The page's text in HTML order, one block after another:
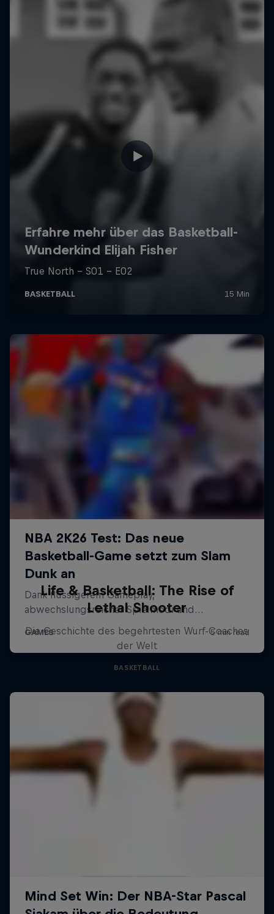
Life & Basketball: The Rise of
Lethal Shooter
Die Geschichte des begehrtesten Wurf-Coaches
der Welt
BASKETBALL